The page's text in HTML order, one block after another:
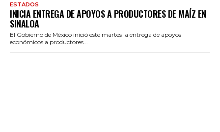
ESTADOS
INICIA ENTREGA DE APOYOS A PRODUCTORES DE MAÍZ EN
SINALOA
El Gobierno de México inició este martes la entrega de apoyos
económicos a productores...